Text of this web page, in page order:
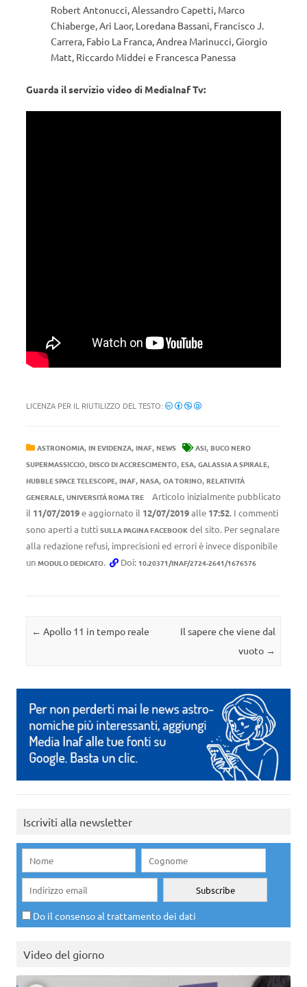
Robert Antonucci, Alessandro Capetti, Marco
Chiaberge, Ari Laor, Loredana Bassani, Francisco J.
Carrera, Fabio La Franca, Andrea Marinucci, Giorgio
Matt, Riccardo Middei e Francesca Panessa
Guarda il servizio video di MediaInaf Tv:
LICENZA PER IL RIUTILIZZO DEL TESTO:
ASTRONOMIA, IN EVIDENZA, INAF, NEWS ASI, BUCO NERO
SUPERMASSICCIO, DISCO DI ACCRESCIMENTO, ESA, GALASSIA A SPIRALE,
HUBBLE SPACE TELESCOPE, INAF, NASA, OA TORINO, RELATIVITÀ
GENERALE, UNIVERSITÀ ROMA TRE
Articolo inizialmente pubblicato
il 11/07/2019e aggiornato il 12/07/2019alle 17:52. I commenti
sono aperti a tutti SULLA PAGINA FACEBOOK del sito. Per segnalare
alla redazione refusi, imprecisioni ed errori è invece disponibile
un MODULO DEDICATO. Doi: 10.20371/INAF/2724-2641/1676576
Navigazione articolo
← Apollo 11 in tempo reale
Il sapere che viene dal
vuoto →
Iscriviti alla newsletter
Do il consenso al trattamento dei dati
Video del giorno